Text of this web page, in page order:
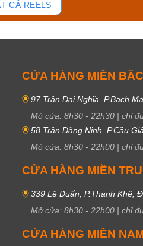
CẢ REELS
CỬA HÀNG MIỀN BẮC
97 Trần Đại Nghĩa, P.Bạch
Mở cửa: 8h30 - 22h30 | chỉ
58 Trần Đăng Ninh, P.Cầu
Mở cửa: 8h30 - 22h00 | chỉ
CỬA HÀNG MIỀN
339 Lê Duẩn, P.Thanh Khê,
Mở cửa: 8h30 - 22h00 | chỉ
CỬA HÀNG MIỀN